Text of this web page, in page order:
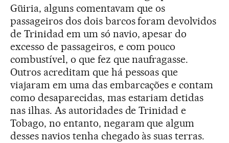
Güiria, alguns comentavam que os
passageiros dos dois barcos foram devolvidos
de Trinidad em um só navio, apesar do
excesso de passageiros, e com pouco
combustível, o que fez que naufragasse.
Outros acreditam que há pessoas que
viajaram em uma das embarcações e contam
como desaparecidas, mas estariam detidas
nas ilhas. As autoridades de Trinidad e
Tobago, no entanto, negaram que algum
desses navios tenha chegado às suas terras.